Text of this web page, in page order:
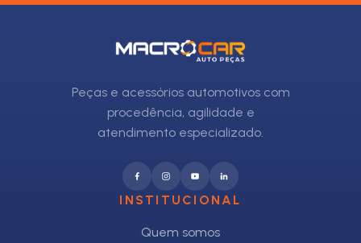
Peças e acessórios automotivos com
procedência, agilidade e
atendimento especializado.
INSTITUCIONAL
Quem somos